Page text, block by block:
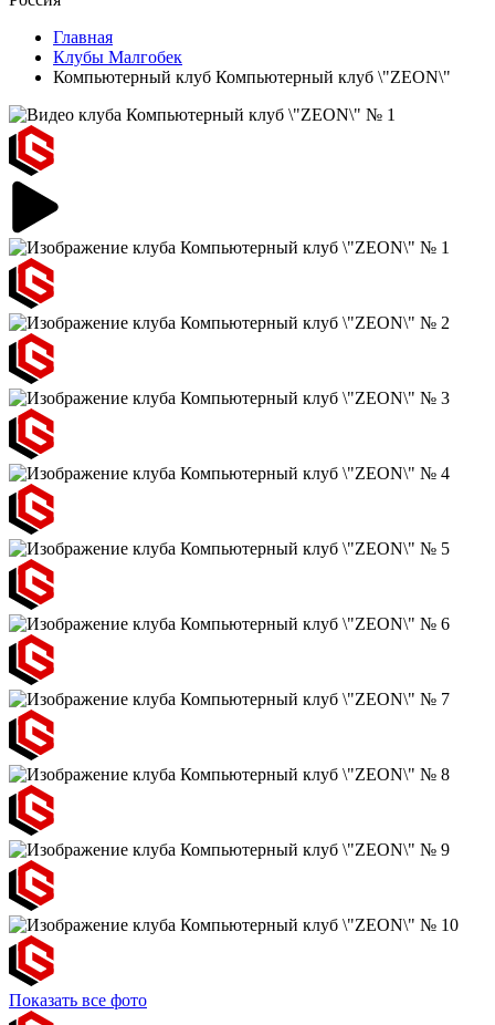
Главная
Клубы Малгобек
Компьютерный клуб Компьютерный клуб \"ZEON\"
Показать все фото